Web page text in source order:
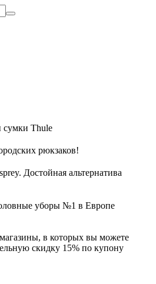
Thule
рюкзаков!
Достойная альтернатива
уборы №1 в Европе
в которых вы можете
скидку 15% по купону